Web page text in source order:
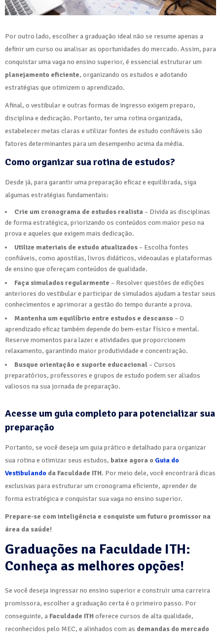
Por outro lado, escolher a graduação ideal não se resume apenas a
definir um curso ou analisar as oportunidades do mercado. Assim, para
conquistar uma vaga no ensino superior, é essencial estruturar um
planejamento eficiente, organizando os estudos e adotando
estratégias que otimizem o aprendizado.
Afinal, o vestibular e outras formas de ingresso exigem preparo,
disciplina e dedicação. Portanto, ter uma rotina organizada,
estabelecer metas claras e utilizar fontes de estudo confiáveis são
fatores determinantes para um desempenho acima da média.
Como organizar sua rotina de estudos?
Desde já, para garantir uma preparação eficaz e equilibrada, siga
algumas estratégias fundamentais:
Crie um cronograma de estudos realista – Divida as disciplinas
de forma estratégica, priorizando os conteúdos com maior peso na
prova e aqueles que exigem mais dedicação.
Utilize materiais de estudo atualizados – Escolha fontes
confiáveis, como apostilas, livros didáticos, videoaulas e plataformas
de ensino que ofereçam conteúdos de qualidade.
Faça simulados regularmente – Resolver questões de edições
anteriores do vestibular e participar de simulados ajudam a testar seus
conhecimentos e aprimorar a gestão do tempo durante a prova.
Mantenha um equilíbrio entre estudos e descanso – O
aprendizado eficaz também depende do bem-estar físico e mental.
Reserve momentos para lazer e atividades que proporcionem
relaxamento, garantindo maior produtividade e concentração.
Busque orientação e suporte educacional – Cursos
preparatórios, professores e grupos de estudo podem ser aliados
valiosos na sua jornada de preparação.
Acesse um guia completo para potencializar sua
preparação
Portanto, se você deseja um guia prático e detalhado para organizar
sua rotina e otimizar seus estudos, baixe agora o Guia do
Vestibulando da Faculdade ITH. Por meio dele, você encontrará dicas
exclusivas para estruturar um cronograma eficiente, aprender de
forma estratégica e conquistar sua vaga no ensino superior.
Prepare-se com inteligência e conquiste um futuro promissor na
área da saúde!
Graduações na Faculdade ITH:
Conheça as melhores opções!
Se você deseja ingressar no ensino superior e construir uma carreira
promissora, escolher a graduação certa é o primeiro passo. Por
conseguinte, a Faculdade ITH oferece cursos de alta qualidade,
reconhecidos pelo MEC, e alinhados com as demandas do mercado